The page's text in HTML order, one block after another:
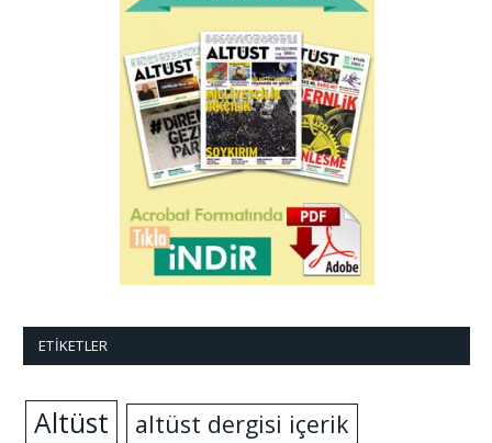
ETIKETLER
Altüst
altüst dergisi içerik